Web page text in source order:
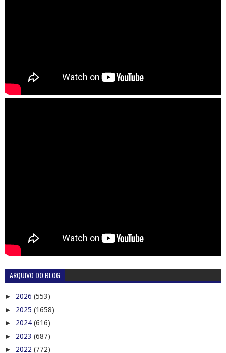
ARQUIVO DO BLOG
► 2026 (553)
► 2025 (1658)
► 2024 (616)
► 2023 (687)
► 2022 (772)